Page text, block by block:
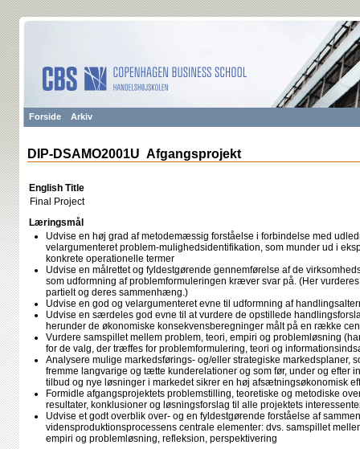
Forside Arkiv
DIP-DSAMO2001U Afgangsprojekt
English Title
Final Project
Læringsmål
Udvise en høj grad af metodemæssig forståelse i forbindelse med
velargumenteret problem-mulighedsidentifikation, som munder ud i
konkrete operationelle termer
Udvise en målrettet og fyldestgørende gennemførelse af de
som udformning af problemformuleringen kræver svar på. (Her
partielt og deres sammenhæng.)
Udvise en god og velargumenteret evne til udformning af
Udvise en særdeles god evne til at vurdere de opstillede
herunder de økonomiske konsekvensberegninger målt på en række
Vurdere samspillet mellem problem, teori, empiri og problemløsning
for de valg, der træffes for problemformulering, teori og
Analysere mulige markedsførings- og/eller strategiske markedsplaner,
fremme langvarige og tætte kunderelationer og som før, under og efter
tilbud og nye løsninger i markedet sikrer en høj afsætningsøkonomisk
Formidle afgangsprojektets problemstilling, teoretiske og metodiske
resultater, konklusioner og løsningsforslag til alle projektets
Udvise et godt overblik over- og en fyldestgørende forståelse af
vidensproduktionsprocessens centrale elementer: dvs. samspillet
empiri og problemløsning, refleksion, perspektivering